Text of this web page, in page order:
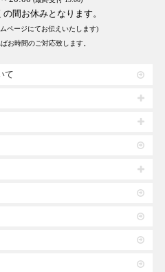
間お休みとなります。
ページにてお伝えいたします)
お時間のご対応致します。
て